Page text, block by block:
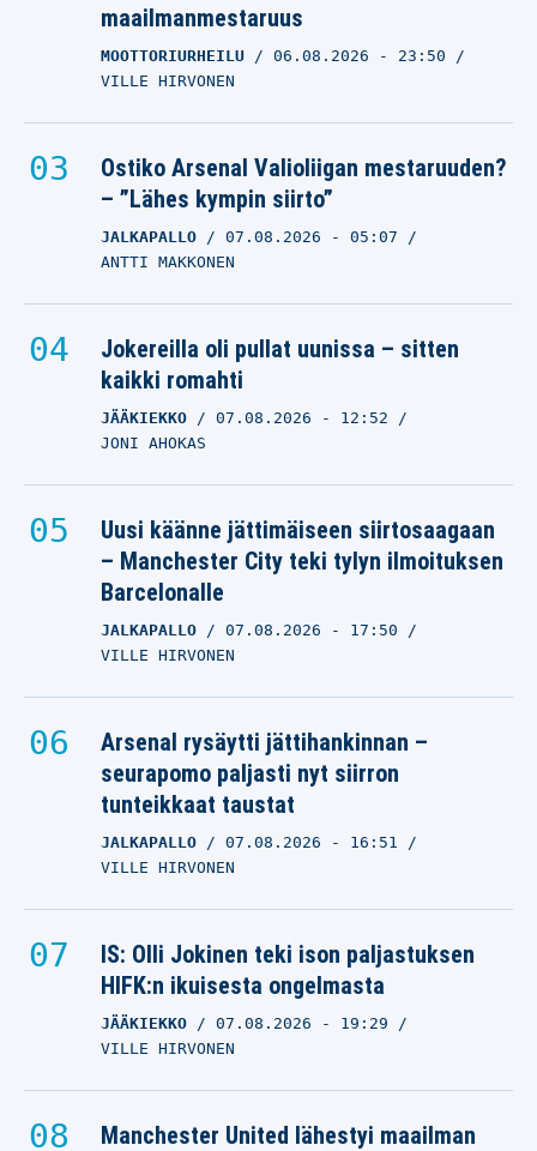
maailmanmestaruus
MOOTTORIURHEILU 06.08.2026 - 23:50
VILLE HIRVONEN
Ostiko Arsenal Valioliigan mestaruuden?
– ”Lähes kympin siirto”
JALKAPALLO 07.08.2026 - 05:07
ANTTI MAKKONEN
Jokereilla oli pullat uunissa – sitten
kaikki romahti
JÄÄKIEKKO 07.08.2026 - 12:52
JONI AHOKAS
Uusi käänne jättimäiseen siirtosaagaan
– Manchester City teki tylyn ilmoituksen
Barcelonalle
JALKAPALLO 07.08.2026 - 17:50
VILLE HIRVONEN
Arsenal rysäytti jättihankinnan –
seurapomo paljasti nyt siirron
tunteikkaat taustat
JALKAPALLO 07.08.2026 - 16:51
VILLE HIRVONEN
IS: Olli Jokinen teki ison paljastuksen
HIFK:n ikuisesta ongelmasta
JÄÄKIEKKO 07.08.2026 - 19:29
VILLE HIRVONEN
Manchester United lähestyi maailman